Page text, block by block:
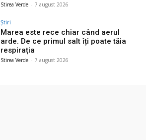
Stirea Verde - 7 august 2026
Știri
Marea este rece chiar când aerul
arde. De ce primul salt îți poate tăia
respirația
Stirea Verde - 7 august 2026